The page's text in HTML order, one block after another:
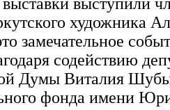
художника
замечательное
содействию
Думы Виталия
фонда имени